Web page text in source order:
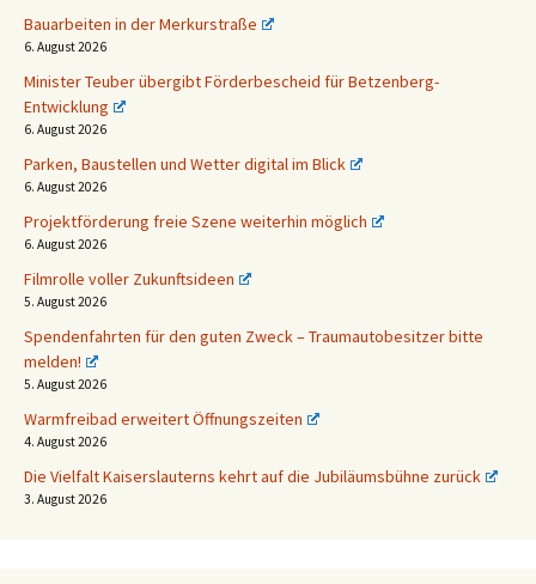
Bauarbeiten in der Merkurstraße
6. August 2026
Minister Teuber übergibt Förderbescheid für Betzenberg-
Entwicklung
6. August 2026
Parken, Baustellen und Wetter digital im Blick
6. August 2026
Projektförderung freie Szene weiterhin möglich
6. August 2026
Filmrolle voller Zukunftsideen
5. August 2026
Spendenfahrten für den guten Zweck – Traumautobesitzer bitte
melden!
5. August 2026
Warmfreibad erweitert Öffnungszeiten
4. August 2026
Die Vielfalt Kaiserslauterns kehrt auf die Jubiläumsbühne zurück
3. August 2026